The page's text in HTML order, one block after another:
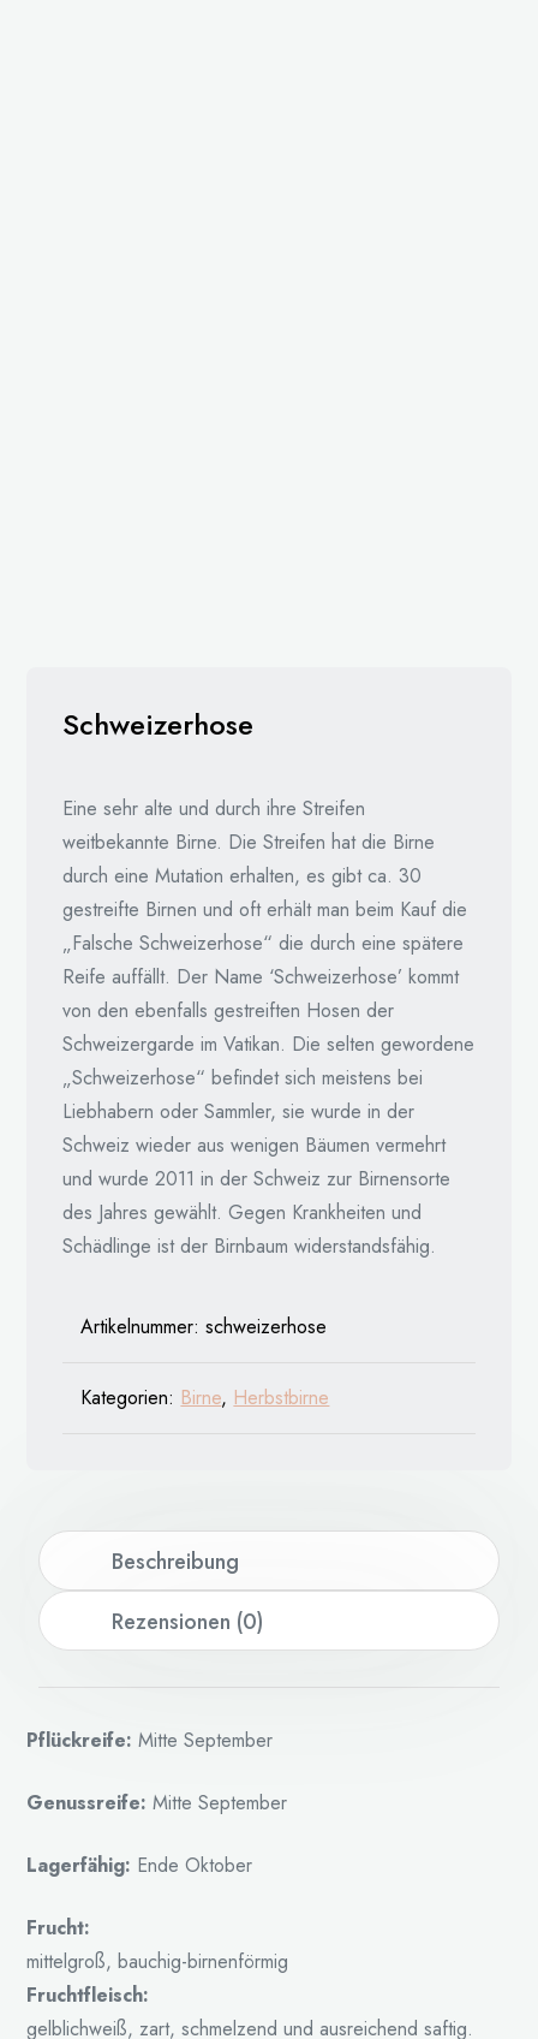
Schweizerhose
Eine sehr alte und durch ihre Streifen
weitbekannte Birne. Die Streifen hat die Birne
durch eine Mutation erhalten, es gibt ca. 30
gestreifte Birnen und oft erhält man beim Kauf die
„Falsche Schweizerhose“ die durch eine spätere
Reife auffällt. Der Name ‘Schweizerhose’ kommt
von den ebenfalls gestreiften Hosen der
Schweizergarde im Vatikan. Die selten gewordene
„Schweizerhose“ befindet sich meistens bei
Liebhabern oder Sammler, sie wurde in der
Schweiz wieder aus wenigen Bäumen vermehrt
und wurde 2011 in der Schweiz zur Birnensorte
des Jahres gewählt. Gegen Krankheiten und
Schädlinge ist der Birnbaum widerstandsfähig.
Artikelnummer:schweizerhose
Kategorien: Birne, Herbstbirne
Beschreibung
Rezensionen (0)
Pflückreife: Mitte September
Genussreife: Mitte September
Lagerfähig: Ende Oktober
Frucht:
mittelgroß, bauchig-birnenförmig
Fruchtfleisch:
gelblichweiß, zart, schmelzend und ausreichend saftig.